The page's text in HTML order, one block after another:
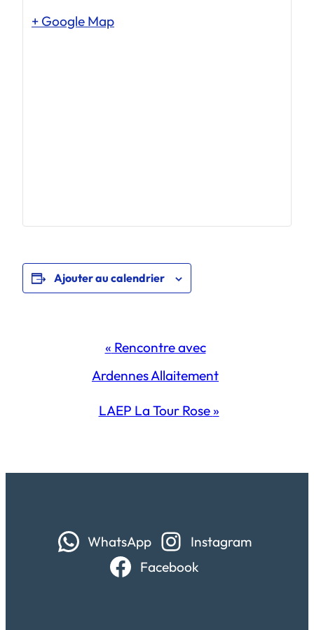
+ Google Map
Ajouter au calendrier
« Rencontre avec
Ardennes Allaitement
LAEP La Tour Rose »
WhatsApp
Instagram
Facebook